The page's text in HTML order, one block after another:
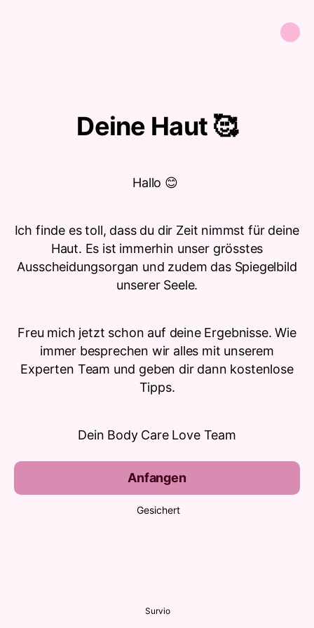
Deine Haut 🥰
Hallo 😊
Ich finde es toll, dass du dir Zeit nimmst für deine
Haut. Es ist immerhin unser grösstes
Ausscheidungsorgan und zudem das Spiegelbild
unserer Seele.
Freu mich jetzt schon auf deine Ergebnisse. Wie
immer besprechen wir alles mit unserem
Experten Team und geben dir dann kostenlose
Tipps.
Dein Body Care Love Team
Anfangen
Gesichert
Survio